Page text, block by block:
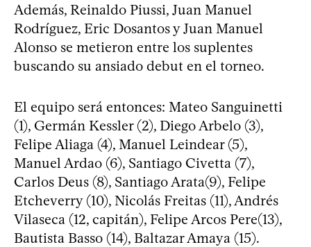
Además, Reinaldo Piussi, Juan Manuel
Rodríguez, Eric Dosantos y Juan Manuel
Alonso se metieron entre los suplentes
buscando su ansiado debut en el torneo.
El equipo será entonces: Mateo Sanguinetti
(1), Germán Kessler (2), Diego Arbelo (3),
Felipe Aliaga (4), Manuel Leindear (5),
Manuel Ardao (6), Santiago Civetta (7),
Carlos Deus (8), Santiago Arata(9), Felipe
Etcheverry (10), Nicolás Freitas (11), Andrés
Vilaseca (12, capitán), Felipe Arcos Pere(13),
Bautista Basso (14), Baltazar Amaya (15).